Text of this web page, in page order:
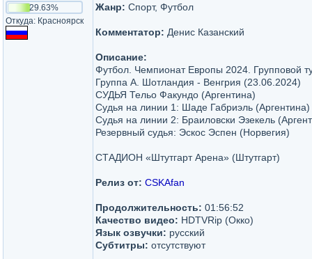
29.63%
Откуда: Красноярск
Жанр: Спорт, Футбол
Комментатор: Денис Казанский
Описание:
Футбол. Чемпионат Европы 2024. Групповой
Группа A. Шотландия - Венгрия (23.06.2024)
СУДЬЯ Тельо Факундо (Аргентина)
Судья на линии 1: Шаде Габриэль (Аргентина)
Судья на линии 2: Браиловски Эзекель
Резервный судья: Эскос Эспен (Норвегия)
СТАДИОН «Штутгарт Арена» (Штутгарт)
Релиз от: CSKAfan
Продолжительность: 01:56:52
Качество видео: HDTVRip (Окко)
Язык озвучки: русский
Субтитры: отсутствуют